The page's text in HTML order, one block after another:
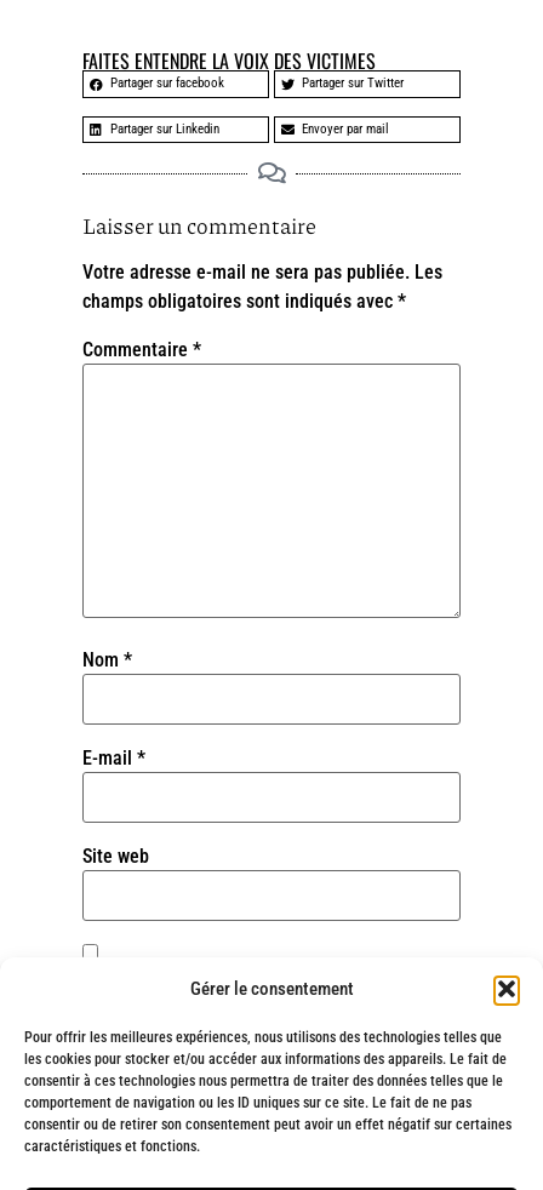
Gérer le consentement
Pour offrir les meilleures expériences, nous utilisons des technologies telles que
les cookies pour stocker et/ou accéder aux informations des appareils. Le fait de
consentir à ces technologies nous permettra de traiter des données telles que le
comportement de navigation ou les ID uniques sur ce site. Le fait de ne pas
consentir ou de retirer son consentement peut avoir un effet négatif sur certaines
caractéristiques et fonctions.
FAITES ENTENDRE LA VOIX DES VICTIMES
Partager sur facebook Partager sur Twitter
Partager sur Linkedin Envoyer par mail
Laisser un commentaire
Votre adresse e-mail ne sera pas publiée. Les
champs obligatoires sont indiqués avec *
Commentaire *
Nom *
E-mail *
Site web
Enregistrer mon nom, mon e-mail et mon site
dans le navigateur pour mon prochain
Alternative: